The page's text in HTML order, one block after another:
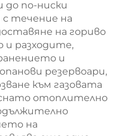
по-ниски
с течение на
на гориво
разходите,
и
резервоари,
към газовата
отоплително
на